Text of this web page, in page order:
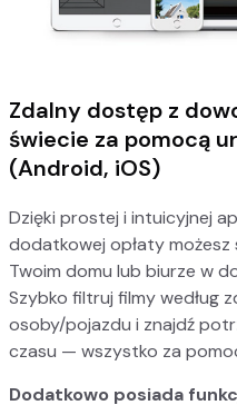
Zdalny dostęp z
świecie za pomocą
(Android, iOS)
Dzięki prostej i intuicyjnej
dodatkowej opłaty
Twoim domu lub biurze w
Szybko filtruj filmy według
osoby/pojazdu i znajdź
czasu — wszystko za
Dodatkowo posiada